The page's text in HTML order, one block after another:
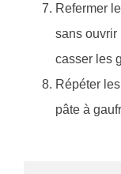
Refermer
sans ouvrir
casser les
Répéter
pâte à